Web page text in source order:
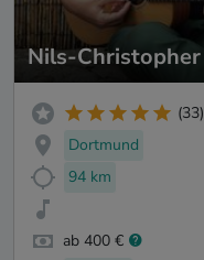
Nils-Christopher
(33)
Dortmund
94 km
ab 400 €